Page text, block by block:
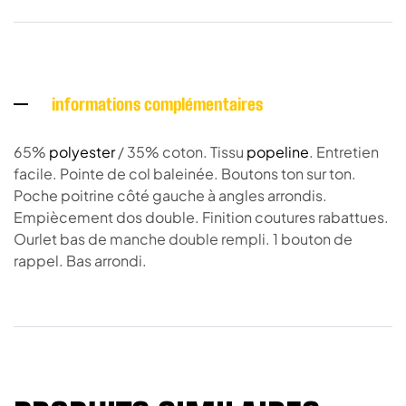
informations complémentaires
65% polyester/ 35% coton. Tissu popeline. Entretien
facile. Pointe de col baleinée. Boutons ton sur ton.
Poche poitrine côté gauche à angles arrondis.
Empiècement dos double. Finition coutures rabattues.
Ourlet bas de manche double rempli. 1 bouton de
rappel. Bas arrondi.